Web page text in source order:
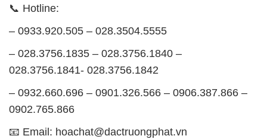
📞 Hotline:
– 0933.920.505 – 028.3504.5555
– 028.3756.1835 – 028.3756.1840 –
028.3756.1841- 028.3756.1842
– 0932.660.696 – 0901.326.566 – 0906.387.866 –
0902.765.866
📧 Email: hoachat@dactruongphat.vn